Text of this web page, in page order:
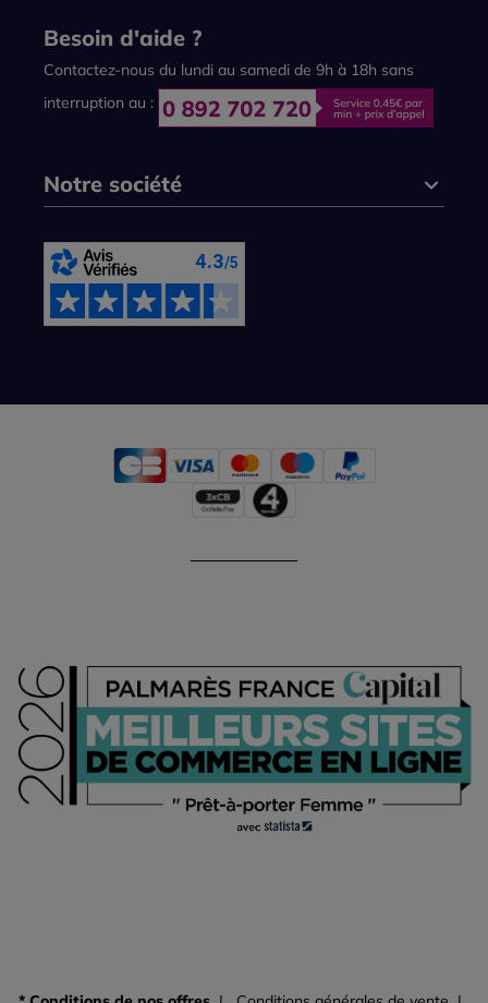
Besoin d'aide ?
Contactez-nous du lundi au samedi de 9h à 18h sans
interruption au :
Notre société